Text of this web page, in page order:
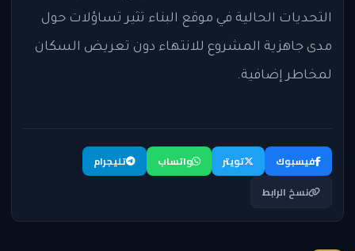
التحديات الحالية في موقع البناء تثير تساؤلات حول
مدى جاهزية المشروع للانتهاء دون تعريض السكان
لمخاطر إضافية.
فيسبوك تويتر واتساب
تليجرام
نسخ الرابط